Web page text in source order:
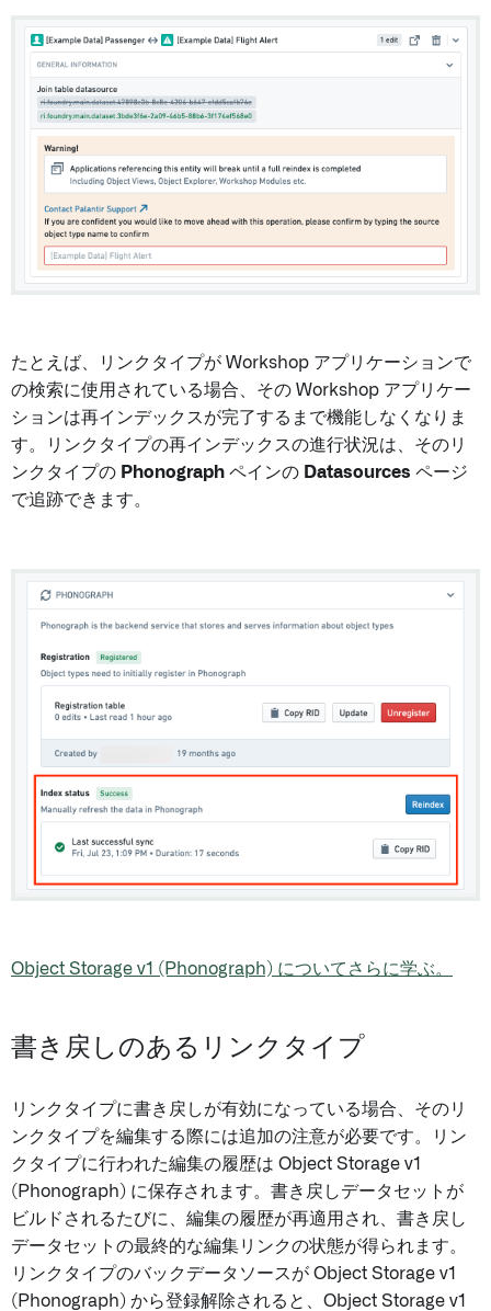
たとえば、リンクタイプが Workshop アプリケーションで
の検索に使用されている場合、その Workshop アプリケー
ションは再インデックスが完了するまで機能しなくなりま
す。リンクタイプの再インデックスの進行状況は、そのリ
ンクタイプの Phonograph ペインの Datasources ページ
で追跡できます。
Object Storage v1 (Phonograph) についてさらに学ぶ。
書き戻しのあるリンクタイプ
リンクタイプに書き戻しが有効になっている場合、そのリ
ンクタイプを編集する際には追加の注意が必要です。リン
クタイプに行われた編集の履歴は Object Storage v1
(Phonograph) に保存されます。書き戻しデータセットが
ビルドされるたびに、編集の履歴が再適用され、書き戻し
データセットの最終的な編集リンクの状態が得られます。
リンクタイプのバックデータソースが Object Storage v1
(Phonograph) から登録解除されると、Object Storage v1